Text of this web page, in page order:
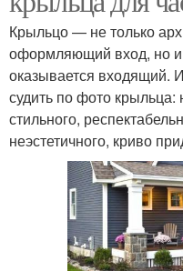
Крыльцо — не только
оформляющий вход, но и
оказывается входящий.
судить по фото крыльца:
стильного,
неэстетичного, криво